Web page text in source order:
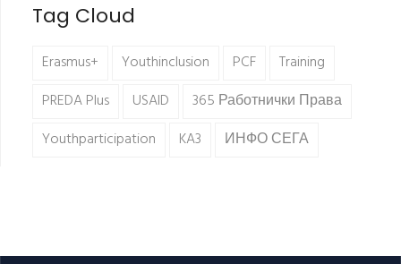
Tag Cloud
Erasmus+ Youthinclusion PCF
Training
PREDA Plus
USAID
365 Работнички Права
Youthparticipation
KA3 ИНФО СЕГА